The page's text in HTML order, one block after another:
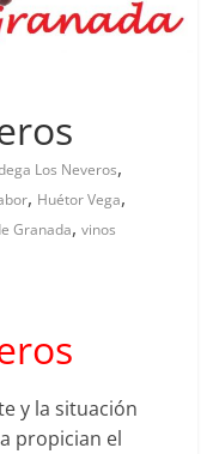
Los Neveros,
, Huétor Vega,
Granada,vinos
y la situación
propician el